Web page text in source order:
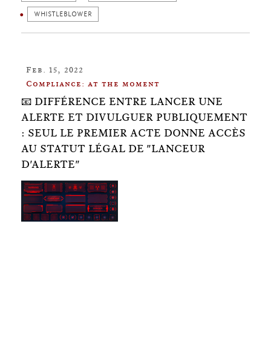
WHISTLEBLOWER
Feb. 15, 2022
Compliance: at the moment
📧 DIFFÉRENCE ENTRE LANCER UNE
ALERTE ET DIVULGUER PUBLIQUEMENT
: SEUL LE PREMIER ACTE DONNE ACCÈS
AU STATUT LÉGAL DE "LANCEUR
D'ALERTE"